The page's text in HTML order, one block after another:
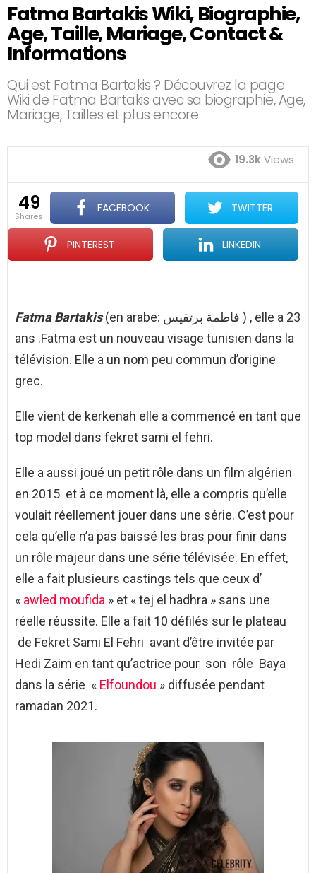
Fatma Bartakis Wiki, Biographie,
Age, Taille, Mariage, Contact &
Informations
Qui est Fatma Bartakis ? Découvrez la page
Wiki de Fatma Bartakis avec sa biographie, Age,
Mariage, Tailles et plus encore
19.3kViews
49
shares
FACEBOOK TWITTER
PINTEREST LINKEDIN
Fatma Bartakis(en arabe: فاطمة برتقيس ) , elle a 23
ans .Fatma est un nouveau visage tunisien dans la
télévision. Elle a un nom peu commun d’origine
grec.
Elle vient de kerkenah elle a commencé en tant que
top model dans fekret sami el fehri.
Elle a aussi joué un petit rôle dans un film algérien
en 2015 et à ce moment là, elle a compris qu’elle
voulait réellement jouer dans une série. C’est pour
cela qu’elle n’a pas baissé les bras pour finir dans
un rôle majeur dans une série télévisée. En effet,
elle a fait plusieurs castings tels que ceux d’
« awled moufida » et « tej el hadhra » sans une
réelle réussite. Elle a fait 10 défilés sur le plateau
de Fekret Sami El Fehri avant d’être invitée par
Hedi Zaim en tant qu’actrice pour son rôle Baya
dans la série « Elfoundou » diffusée pendant
ramadan 2021.